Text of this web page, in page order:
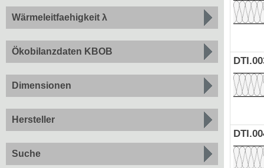
Wärmeleitfaehigkeit λ
Ökobilanzdaten KBOB
Dimensionen
Hersteller
Suche